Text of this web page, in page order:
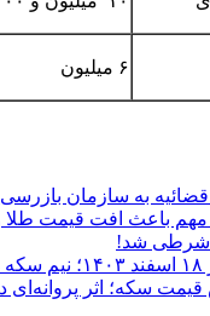
۶ میلیون
به سازمان بازرسی
مهم باعث افت قیمت
شرطی شد!
سکه؛ اثر پروانه‌ای